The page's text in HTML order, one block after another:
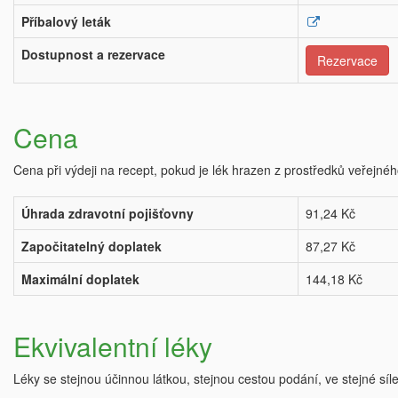
Příbalový leták
Dostupnost a rezervace
Rezervace
Cena
Cena při výdeji na recept, pokud je lék hrazen z prostředků
Úhrada zdravotní pojišťovny
91,24 Kč
Započitatelný doplatek
87,27 Kč
Maximální doplatek
144,18 Kč
Ekvivalentní léky
Léky se stejnou účinnou látkou, stejnou cestou podání, ve stejné